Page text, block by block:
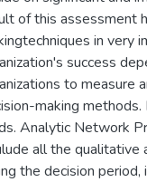
of this assessment
in very
success
to measure
making
Analytic Network
all the
the decision